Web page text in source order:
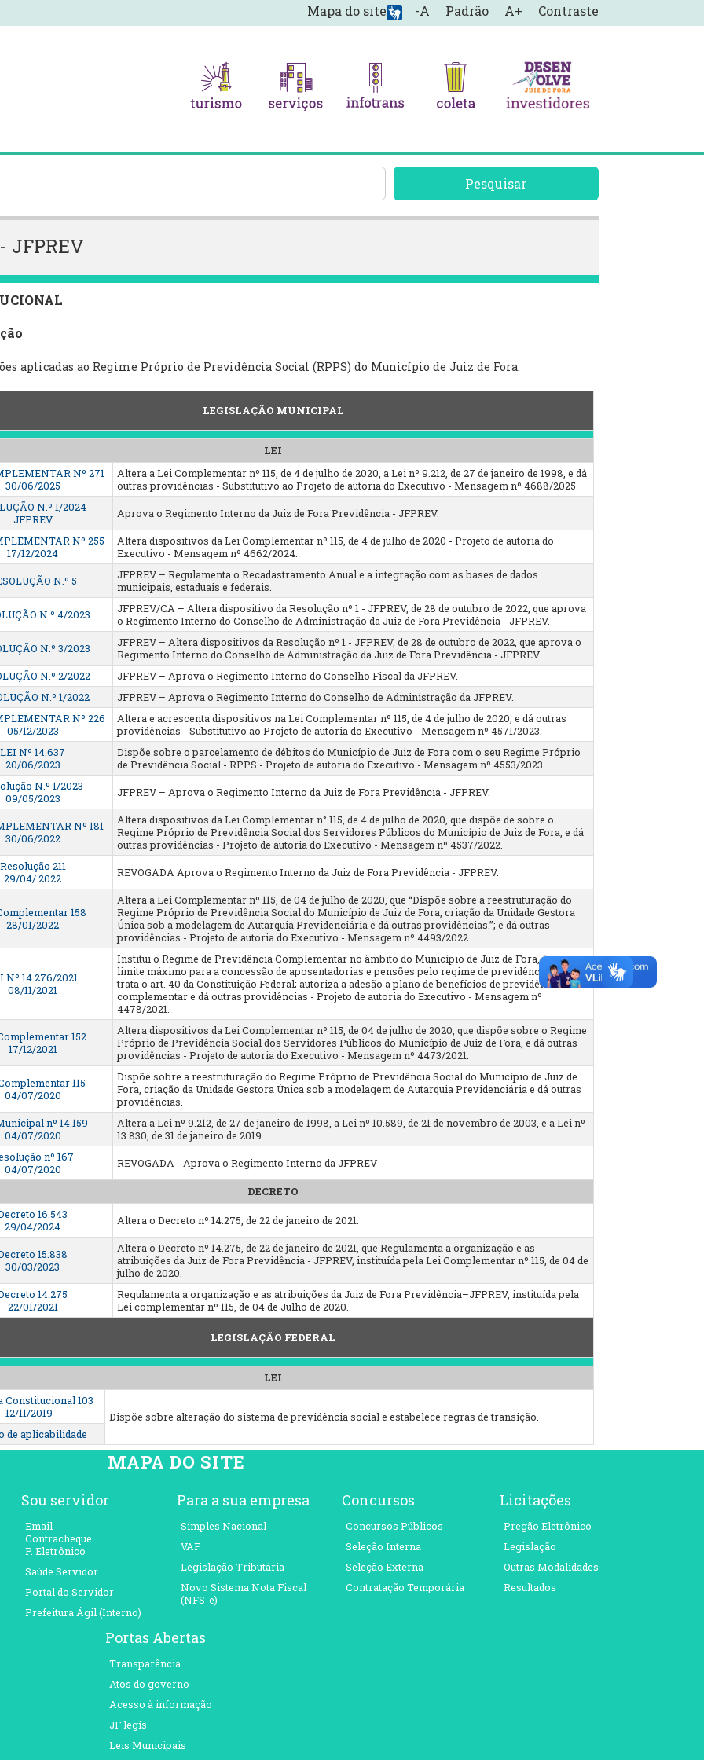
-A Padrão A+ Contraste
Mapa do site
Pesquisar
JFPREV
aplicadas ao Regime Próprio de Previdência Social (RPPS) do Município de Juiz de Fora.
LEGISLAÇÃO MUNICIPAL
LEI
Nº 271
30/06/2025
Altera a Lei Complementar nº 115, de 4 de julho de 2020, a Lei nº 9.212, de 27 de janeiro de 1998, e dá
outras providências - Substitutivo ao Projeto de autoria do Executivo - Mensagem nº 4688/2025
N.º 1/2024 -
JFPREV
Aprova o Regimento Interno da Juiz de Fora Previdência - JFPREV.
Nº 255
17/12/2024
Altera dispositivos da Lei Complementar nº 115, de 4 de julho de 2020 - Projeto de autoria do
Executivo - Mensagem nº 4662/2024.
N.º 5
JFPREV – Regulamenta o Recadastramento Anual e a integração com as bases de dados
municipais, estaduais e federais.
N.º 4/2023
JFPREV/CA – Altera dispositivo da Resolução nº 1 - JFPREV, de 28 de outubro de 2022, que aprova
o Regimento Interno do Conselho de Administração da Juiz de Fora Previdência - JFPREV.
N.º 3/2023
JFPREV – Altera dispositivos da Resolução nº 1 - JFPREV, de 28 de outubro de 2022, que aprova o
Regimento Interno do Conselho de Administração da Juiz de Fora Previdência - JFPREV
N.º 2/2022
JFPREV – Aprova o Regimento Interno do Conselho Fiscal da JFPREV.
N.º 1/2022
JFPREV – Aprova o Regimento Interno do Conselho de Administração da JFPREV.
Nº 226
05/12/2023
Altera e acrescenta dispositivos na Lei Complementar nº 115, de 4 de julho de 2020, e dá outras
providências - Substitutivo ao Projeto de autoria do Executivo - Mensagem nº 4571/2023.
LEI Nº 14.637
20/06/2023
Dispõe sobre o parcelamento de débitos do Município de Juiz de Fora com o seu Regime Próprio
de Previdência Social - RPPS - Projeto de autoria do Executivo - Mensagem nº 4553/2023.
N.º 1/2023
09/05/2023
JFPREV – Aprova o Regimento Interno da Juiz de Fora Previdência - JFPREV.
Nº 181
30/06/2022
Altera dispositivos da Lei Complementar n° 115, de 4 de julho de 2020, que dispõe de sobre o
Regime Próprio de Previdência Social dos Servidores Públicos do Município de Juiz de Fora, e dá
outras providências - Projeto de autoria do Executivo - Mensagem nº 4537/2022.
Resolução 211
29/04/ 2022
REVOGADA Aprova o Regimento Interno da Juiz de Fora Previdência - JFPREV.
158
28/01/2022
Altera a Lei Complementar nº 115, de 04 de julho de 2020, que “Dispõe sobre a reestruturação do
Regime Próprio de Previdência Social do Município de Juiz de Fora, criação da Unidade Gestora
Única sob a modelagem de Autarquia Previdenciária e dá outras providências.”; e dá outras
providências - Projeto de autoria do Executivo - Mensagem nº 4493/2022
Nº 14.276/2021
08/11/2021
Institui o Regime de Previdência Complementar no âmbito do Município de Juiz de Fora, fixa o
limite máximo para a concessão de aposentadorias e pensões pelo regime de previdência de que
trata o art. 40 da Constituição Federal; autoriza a adesão a plano de benefícios de previdência
complementar e dá outras providências - Projeto de autoria do Executivo - Mensagem nº
4478/2021.
152
17/12/2021
Altera dispositivos da Lei Complementar nº 115, de 04 de julho de 2020, que dispõe sobre o Regime
Próprio de Previdência Social dos Servidores Públicos do Município de Juiz de Fora, e dá outras
providências - Projeto de autoria do Executivo - Mensagem nº 4473/2021.
115
04/07/2020
Dispõe sobre a reestruturação do Regime Próprio de Previdência Social do Município de Juiz de
Fora, criação da Unidade Gestora Única sob a modelagem de Autarquia Previdenciária e dá outras
providências.
nº 14.159
04/07/2020
Altera a Lei nº 9.212, de 27 de janeiro de 1998, a Lei nº 10.589, de 21 de novembro de 2003, e a Lei nº
13.830, de 31 de janeiro de 2019
nº 167
04/07/2020
REVOGADA - Aprova o Regimento Interno da JFPREV
DECRETO
16.543
29/04/2024
Altera o Decreto nº 14.275, de 22 de janeiro de 2021.
15.838
30/03/2023
Altera o Decreto nº 14.275, de 22 de janeiro de 2021, que Regulamenta a organização e as
atribuições da Juiz de Fora Previdência - JFPREV, instituída pela Lei Complementar nº 115, de 04 de
julho de 2020.
14.275
22/01/2021
Regulamenta a organização e as atribuições da Juiz de Fora Previdência–JFPREV, instituída pela
Lei complementar nº 115, de 04 de Julho de 2020.
LEGISLAÇÃO FEDERAL
LEI
Constitucional 103
12/11/2019
Dispõe sobre alteração do sistema de previdência social e estabelece regras de transição.
de aplicabilidade
MAPA DO SITE
Sou servidor
Email
Contracheque
P. Eletrônico
Saúde Servidor
Portal do Servidor
Prefeitura Ágil (Interno)
Para a sua empresa
Simples Nacional
VAF
Legislação Tributária
Novo Sistema Nota Fiscal
(NFS-e)
Concursos
Concursos Públicos
Seleção Interna
Seleção Externa
Contratação Temporária
Licitações
Pregão Eletrônico
Legislação
Outras Modalidades
Resultados
Portas Abertas
Transparência
Atos do governo
Acesso à informação
JF legis
Leis Municipais